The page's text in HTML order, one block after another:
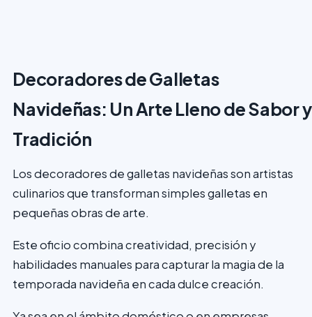
Decoradores de Galletas
Navideñas: Un Arte Lleno de Sabor y
Tradición
Los decoradores de galletas navideñas son artistas
culinarios que transforman simples galletas en
pequeñas obras de arte.
Este oficio combina creatividad, precisión y
habilidades manuales para capturar la magia de la
temporada navideña en cada dulce creación.